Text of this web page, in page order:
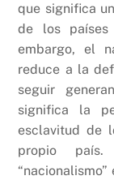
que significa
de los países
embargo, el
reduce a la
seguir
significa la
esclavitud de
propio